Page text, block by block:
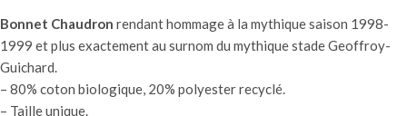
Bonnet Chaudron rendant hommage à la mythique saison 1998-
1999 et plus exactement au surnom du mythique stade Geoffroy-
Guichard.
– 80% coton biologique, 20% polyester recyclé.
– Taille unique.